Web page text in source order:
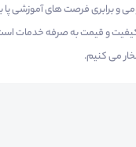
آگاهی عمومی و برابری فرصت
و قیمت به صرفه خدمات
می‌ کنیم.